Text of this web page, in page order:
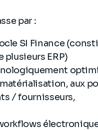
par :
SI Finance
plusieurs ERP)
aux
/ fournisseurs,